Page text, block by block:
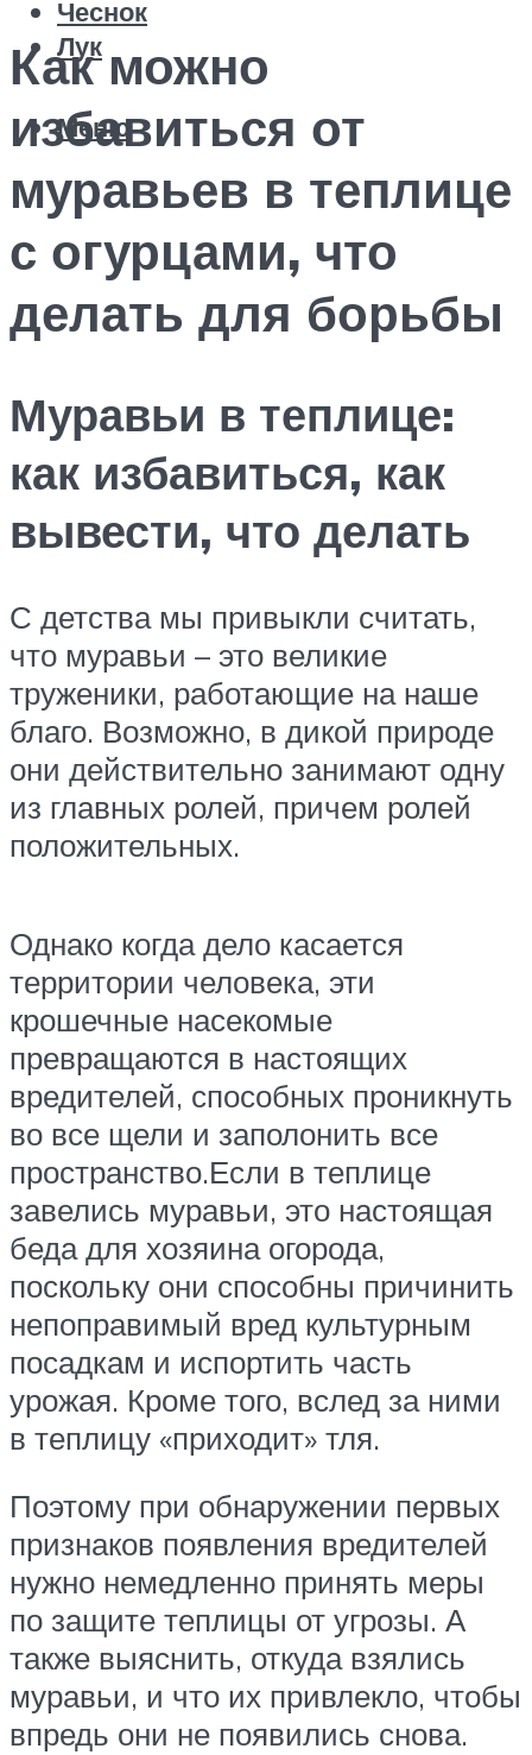
Чеснок
Лук
Меню
Как можно
избавиться от
муравьев в теплице
с огурцами, что
делать для борьбы
Муравьи в теплице:
как избавиться, как
вывести, что делать
С детства мы привыкли считать,
что муравьи – это великие
труженики, работающие на наше
благо. Возможно, в дикой природе
они действительно занимают одну
из главных ролей, причем ролей
положительных.
Однако когда дело касается
территории человека, эти
крошечные насекомые
превращаются в настоящих
вредителей, способных проникнуть
во все щели и заполонить все
пространство.Если в теплице
завелись муравьи, это настоящая
беда для хозяина огорода,
поскольку они способны причинить
непоправимый вред культурным
посадкам и испортить часть
урожая. Кроме того, вслед за ними
в теплицу «приходит» тля.
Поэтому при обнаружении первых
признаков появления вредителей
нужно немедленно принять меры
по защите теплицы от угрозы. А
также выяснить, откуда взялись
муравьи, и что их привлекло, чтобы
впредь они не появились снова.